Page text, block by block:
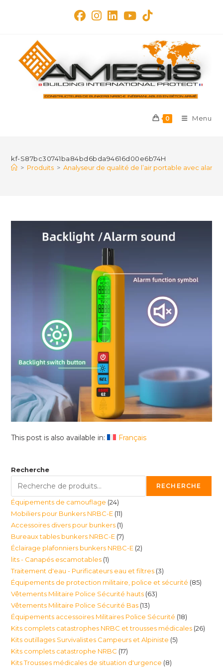
0 Menu
kf-S87bc30741ba84bd6bda94616d00e6b74H
> Produits > Analyseur de qualité de l’air portable avec
This post is also available in: Français
Recherche
RECHERCHE
Équipements de camouflage 2424
produits
Mobiliers pour Bunkers NRBC-E 1111
produits
Accessoires divers pour bunkers 11
produit
Bureaux tables bunkers NRBC-E 77
produits
Éclairage plafonniers bunkers NRBC-E 22
lits - Canapés escamotables 11
produit
Traitement d'eau - Purificateurs eau et filtres 33
produits
Équipements de protection militaire, police et sécurité 8585
Vêtements Militaire Police Sécurité hauts 6363
Vêtements Militaire Police Sécurité Bas 1313
produits
Équipements accessoires Militaires Police Sécurité 1818
produits
Kits complets catastrophes NRBC et trousses médicales 2626
Kits outillages Survivalistes Campeurs et Alpiniste 55
Kits complets catastrophe NRBC 1717
produits
Kits Trousses médicales de situation d'urgence 88